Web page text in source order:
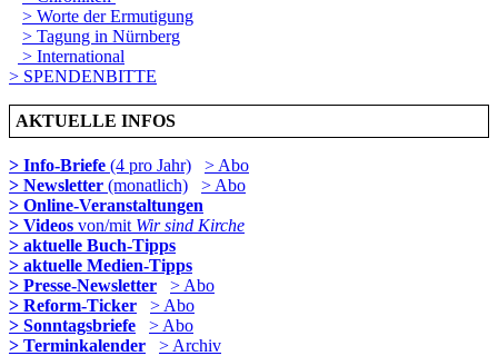
> Worte der Ermutigung
> Tagung in Nürnberg
> International
> SPENDENBITTE
AKTUELLE INFOS
> Info-Briefe (4 pro Jahr)
> Abo
> Newsletter (monatlich)
> Abo
> Online-Veranstaltungen
> Videos von/mit Wir sind Kirche
> aktuelle Buch-Tipps
> aktuelle Medien-Tipps
> Presse-Newsletter
> Abo
> Reform-Ticker
> Abo
> Sonntagsbriefe
> Abo
> Terminkalender
> Archiv